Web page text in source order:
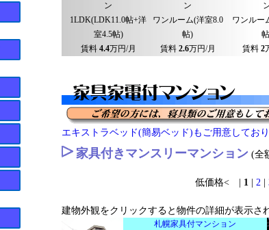
ン
1LDK(LDK11.0帖+洋
室4.5帖)
賃料 4.4万円/月
ン
ワンルーム(洋室8.0
帖)
賃料 2.6万円/月
ワンルー
賃料 2
エキストラベッド(簡易ベッド)もご用意しており
家具付きマンスリーマンション (全
低価格< | 1| 2|
建物外観をクリックすると物件の詳細が表示さ
札幌家具付マンション